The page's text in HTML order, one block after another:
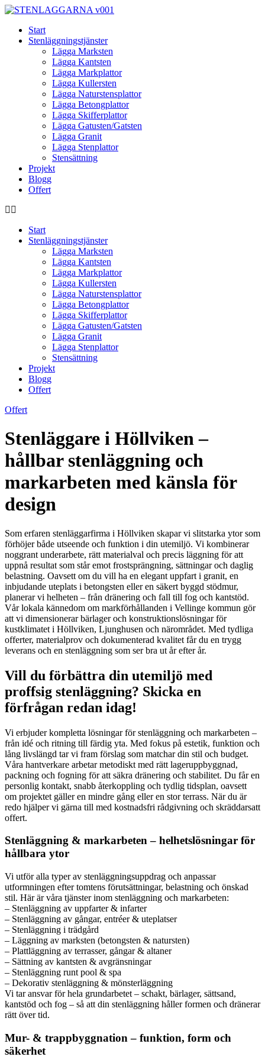
Skip
contentStart
Stenläggningstjänster
Lägga Marksten
Lägga Kantsten
Lägga Markplattor
Lägga Kullersten
Lägga Naturstensplattor
Lägga Betongplattor
Lägga Skifferplattor
Lägga Gatusten/Gatsten
Lägga Granit
Lägga Stenplattor
Stensättning
Projekt
Blogg
Offert
Start
Stenläggningstjänster
Lägga Marksten
Lägga Kantsten
Lägga Markplattor
Lägga Kullersten
Lägga Naturstensplattor
Lägga Betongplattor
Lägga Skifferplattor
Lägga Gatusten/Gatsten
Lägga Granit
Lägga Stenplattor
Stensättning
Projekt
Blogg
Offert
Offert
Stenläggare i Höllviken –
hållbar stenläggning och
markarbeten med känsla för
design
Som erfaren stenläggarfirma i Höllviken skapar vi slitstarka ytor som
förhöjer både utseende och funktion i din utemiljö. Vi kombinerar
noggrant underarbete, rätt materialval och precis läggning för att
uppnå resultat som står emot frostsprängning, sättningar och daglig
belastning. Oavsett om du vill ha en elegant uppfart i granit, en
inbjudande uteplats i betongsten eller en säkert byggd stödmur,
planerar vi helheten – från dränering och fall till fog och kantstöd.
Vår lokala kännedom om markförhållanden i Vellinge kommun gör
att vi dimensionerar bärlager och konstruktionslösningar för
kustklimatet i Höllviken, Ljunghusen och närområdet. Med tydliga
offerter, materialprov och dokumenterad kvalitet får du en trygg
leverans och en stenläggning som ser bra ut år efter år.
Vill du förbättra din utemiljö med
proffsig stenläggning? Skicka en
förfrågan redan idag!
Vi erbjuder kompletta lösningar för stenläggning och markarbeten –
från idé och ritning till färdig yta. Med fokus på estetik, funktion och
lång livslängd tar vi fram förslag som matchar din stil och budget.
Våra hantverkare arbetar metodiskt med rätt lageruppbyggnad,
packning och fogning för att säkra dränering och stabilitet. Du får en
personlig kontakt, snabb återkoppling och tydlig tidsplan, oavsett
om projektet gäller en mindre gång eller en stor terrass. När du är
redo hjälper vi gärna till med kostnadsfri rådgivning och skräddarsatt
offert.
Stenläggning & markarbeten – helhetslösningar för
hållbara ytor
Vi utför alla typer av stenläggningsuppdrag och anpassar
utformningen efter tomtens förutsättningar, belastning och önskad
stil. Här är våra tjänster inom stenläggning och markarbeten:
– Stenläggning av uppfarter & infarter
– Stenläggning av gångar, entréer & uteplatser
– Stenläggning i trädgård
– Läggning av marksten (betongsten & natursten)
– Plattläggning av terrasser, gångar & altaner
– Sättning av kantsten & avgränsningar
– Stenläggning runt pool & spa
– Dekorativ stenläggning & mönsterläggning
Vi tar ansvar för hela grundarbetet – schakt, bärlager, sättsand,
kantstöd och fog – så att din stenläggning håller formen och dränerar
rätt över tid.
Mur- & trappbyggnation – funktion, form och
säkerhet